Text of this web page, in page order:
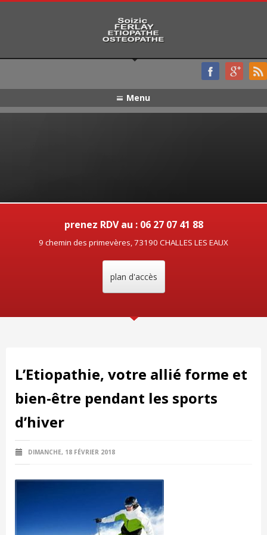
Menu
prenez RDV au : 06 27 07 41 88
9 chemin des primevères, 73190 CHALLES LES EAUX
plan d'accès
L’Etiopathie, votre allié forme et
bien-être pendant les sports
d’hiver
DIMANCHE, 18 FÉVRIER 2018